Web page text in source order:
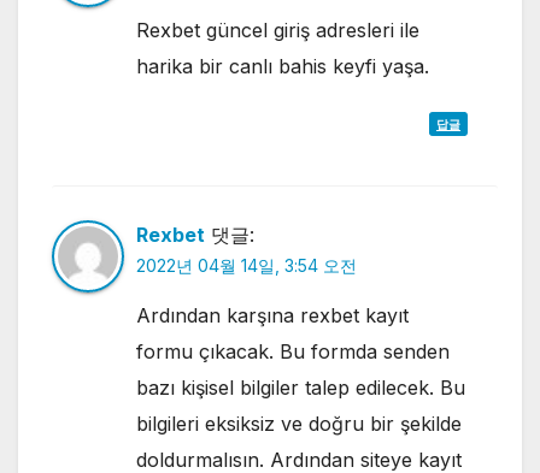
Rexbet güncel giriş adresleri ile
harika bir canlı bahis keyfi yaşa.
답글
Rexbet 댓글:
2022년 04월 14일, 3:54 오전
Ardından karşına rexbet kayıt
formu çıkacak. Bu formda senden
bazı kişisel bilgiler talep edilecek. Bu
bilgileri eksiksiz ve doğru bir şekilde
doldurmalısın. Ardından siteye kayıt